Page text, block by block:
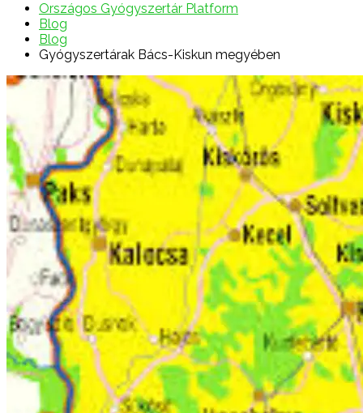
Országos Gyógyszertár Platform
Blog
Blog
Gyógyszertárak Bács-Kiskun megyében